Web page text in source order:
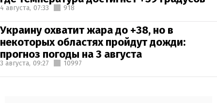
4 августа, 07:33 918
Украину охватит жара до +38, но в
некоторых областях пройдут дожди:
прогноз погоды на 3 августа
3 августа, 09:27 10997